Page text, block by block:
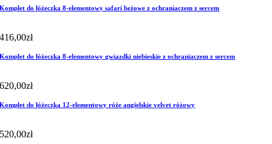
Komplet do łóżeczka 8-elementowy safari beżowe z ochraniaczem z sercem
416,00zł
Komplet do łóżeczka 8-elementowy gwiazdki niebieskie z ochraniaczem z sercem
620,00zł
Komplet do łóżeczka 12-elementowy róże angielskie velvet różowy
520,00zł